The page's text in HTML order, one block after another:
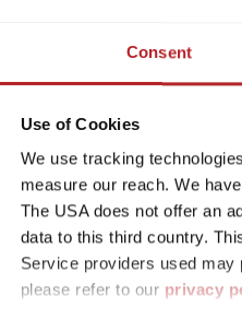
Consent
Use of Cookies
We use tracking
measure our reach. We
The USA does not offer an
data to this third country.
Service providers used may
please refer to our privacy
ist aktuell